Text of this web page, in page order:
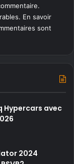
En savoir
sont
Hypercars avec
2024